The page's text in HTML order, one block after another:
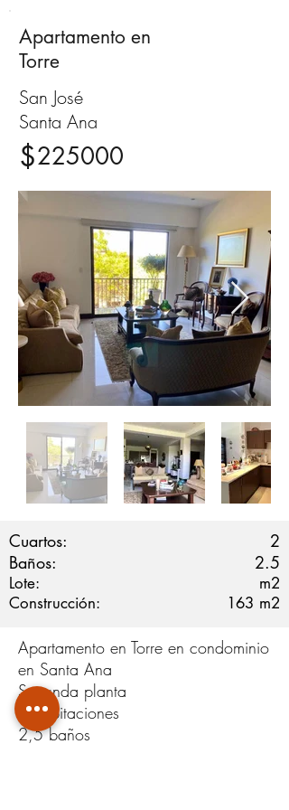
Apartamento en
Torre
San José
Santa Ana
$225000
Cuartos:
Baños:
Lote:
Construcción:
2
2.5
163
m2
m2
Apartamento en Torre en condominio
en Santa Ana
Segunda planta
2 habitaciones
2,5 baños